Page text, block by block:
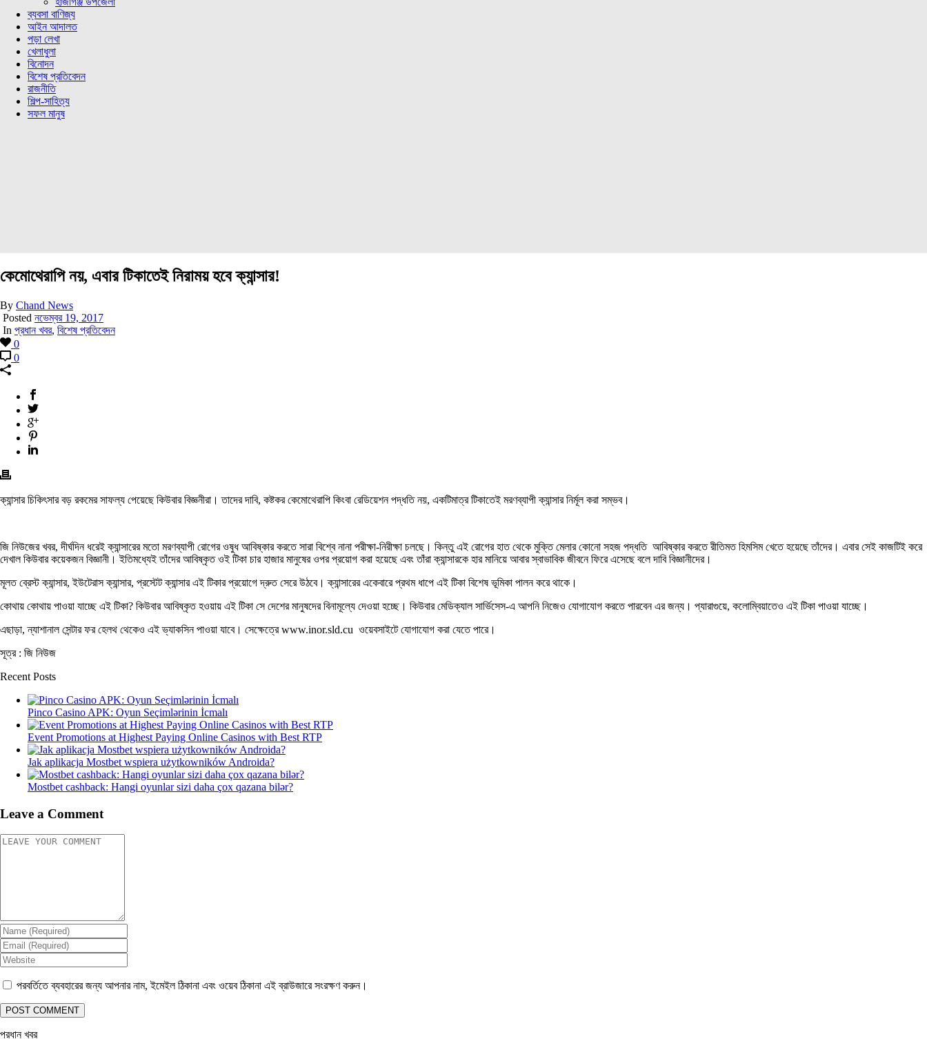
ব্যবসা বাণিজ্য
আইন আদালত
পড়া লেখা
খেলাধুলা
বিনোদন
বিশেষ প্রতিবেদন
রাজনীতি
শিল্প-সাহিত্য
সফল মানুষ
কেমোথেরাপি নয়, এবার টিকাতেই নিরাময় হবে ক্যান্সার!
By Chand News
Posted নভেম্বর 19, 2017
In প্রধান খবর, বিশেষ প্রতিবেদন
0
0
ক্যান্সার চিকিৎসার বড় রকমের সাফল্য পেয়েছে কিউবার বিজ্ঞনীরা। তাদের দাবি, কষ্টকর কেমোথেরাপি কিংবা রেডিয়েশন পদ্ধতি নয়, একটিমাত্র টিকাতেই মরণব্যাপী ক্যান্সার নির্মূল করা সম্ভব।
জি নিউজের খবর, দীর্ঘদিন ধরেই ক্যান্সারের মতো মরণব্যাপী রোগের ওষুধ আবিষ্কার করতে সারা বিশ্বে নানা পরীক্ষা-নিরীক্ষা চলছে। কিন্তু এই রোগের হাত থেকে মুক্তি মেলার কোনো সহজ পদ্ধতি আবিষ্কার করতে রীতিমত হিমসিম খেতে হয়েছে তাঁদের। এবার সেই কাজটিই করে
দেখাল কিউবার কয়েকজন বিজ্ঞানী। ইতিমধ্যেই তাঁদের আবিষ্কৃত ওই টিকা চার হাজার মানুষের ওপর প্রয়োগ করা হয়েছে এবং তাঁরা ক্যান্সারকে হার মানিয়ে আবার স্বাভাবিক জীবনে ফিরে এসেছে বলে দাবি বিজ্ঞানীদের।
মূলত ব্রেস্ট ক্যান্সার, ইউটেরাস ক্যান্সার, প্রস্টেট ক্যান্সার এই টিকার প্রয়োগে দ্রুত সেরে উঠবে। ক্যান্সারের একেবারে প্রথম ধাপে এই টিকা বিশেষ ভূমিকা পালন করে থাকে।
কোথায় কোথায় পাওয়া যাচ্ছে এই টিকা? কিউবার আবিষ্কৃত হওয়ায় এই টিকা সে দেশের মানুষদের বিনামূল্যে দেওয়া হচ্ছে। কিউবার মেডিক্যাল সার্ভিসেস-এ আপনি নিজেও যোগাযোগ করতে পারবেন এর জন্য। প্যারাগুয়ে, কলোম্বিয়াতেও এই টিকা পাওয়া যাচ্ছে।
এছাড়া, ন্যাশানাল সেন্টার ফর হেলথ থেকেও এই ভ্যাকসিন পাওয়া যাবে। সেক্ষেত্রে www.inor.sld.cu ওয়েবসাইটে যোগাযোগ করা যেতে পারে।
সূত্র : জি নিউজ
Recent Posts
Pinco Casino APK: Oyun Seçimlərinin İcmalı
Event Promotions at Highest Paying Online Casinos with Best RTP
Jak aplikacja Mostbet wspiera użytkowników Androida?
Mostbet cashback: Hangi oyunlar sizi daha çox qazana bilər?
Leave a Comment
পরবর্তিতে ব্যবহারের জন্য আপনার নাম, ইমেইল ঠিকানা এবং ওয়েব ঠিকানা এই ব্রাউজারে সংরক্ষণ করুন।
প্রধান খবর